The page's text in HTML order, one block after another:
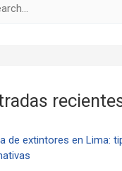
de extintores en Lima: